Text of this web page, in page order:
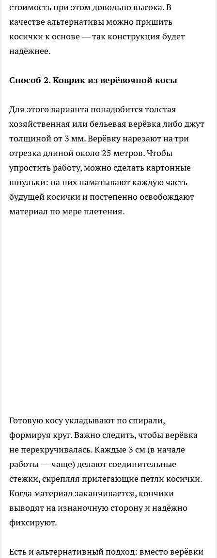
стоимость при этом довольно высока. В
качестве альтернативы можно пришить
косички к основе — так конструкция будет
надёжнее.
Способ 2. Коврик из верёвочной косы
Для этого варианта понадобится толстая
хозяйственная или бельевая верёвка либо джут
толщиной от 3 мм. Верёвку нарезают на три
отрезка длиной около 25 метров. Чтобы
упростить работу, можно сделать картонные
шпульки: на них наматывают каждую часть
будущей косички и постепенно освобождают
материал по мере плетения.
Готовую косу укладывают по спирали,
формируя круг. Важно следить, чтобы верёвка
не перекручивалась. Каждые 3 см (в начале
работы — чаще) делают соединительные
стежки, скрепляя прилегающие петли косички.
Когда материал заканчивается, кончики
выводят на изнаночную сторону и надёжно
фиксируют.
Есть и альтернативный подход: вместо верёвки